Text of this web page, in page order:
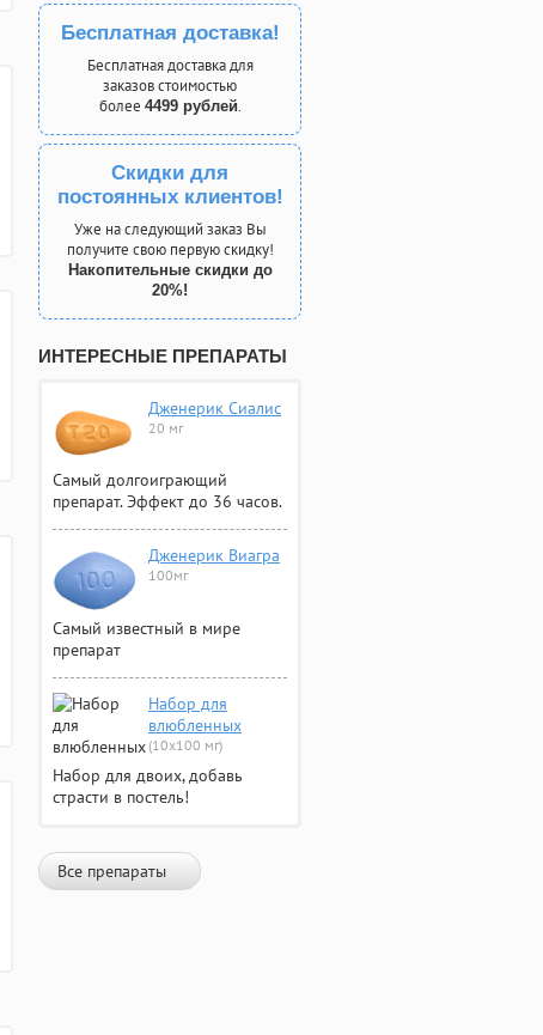
Бесплатная доставка!
Бесплатная доставка для
заказов стоимостью
более 4499 рублей.
Скидки для
постоянных клиентов!
Уже на следующий заказ Вы
получите свою первую скидку!
Накопительные скидки до
20%!
ИНТЕРЕСНЫЕ ПРЕПАРАТЫ
Дженерик Сиалис
20 мг
Самый долгоиграющий
препарат. Эффект до 36 часов.
Дженерик Виагра
100мг
Самый известный в мире
препарат
Набор для
влюбленных
(10х100 мг)
Набор для двоих, добавь
страсти в постель!
Все препараты